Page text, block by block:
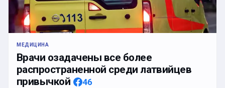
МЕДИЦИНА
Врачи озадачены все более
распространенной среди латвийцев
привычкой
46